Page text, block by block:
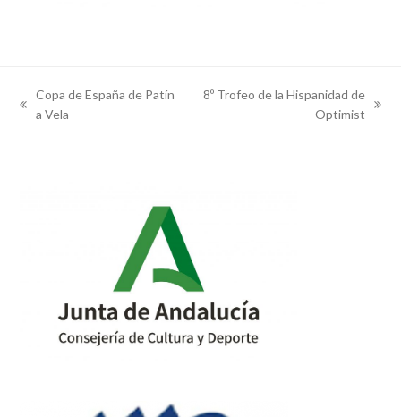
previous
Copa de España de Patín
a Vela
8º Trofeo de la Hispanidad de
Optimist